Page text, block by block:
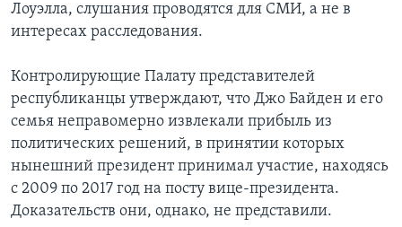
Лоуэлла, слушания проводятся для СМИ, а не в
интересах расследования.
Контролирующие Палату представителей
республиканцы утверждают, что Джо Байден и его
семья неправомерно извлекали прибыль из
политических решений, в принятии которых
нынешний президент принимал участие, находясь
с 2009 по 2017 год на посту вице-президента.
Доказательств они, однако, не представили.